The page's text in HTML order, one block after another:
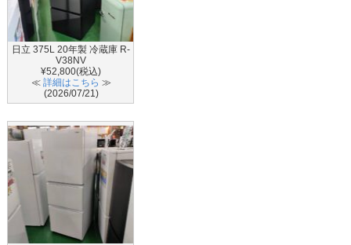
日立 375L 20年製 冷蔵庫 R-
V38NV
¥52,800(税込)
≪ 詳細はこちら ≫
(2026/07/21)